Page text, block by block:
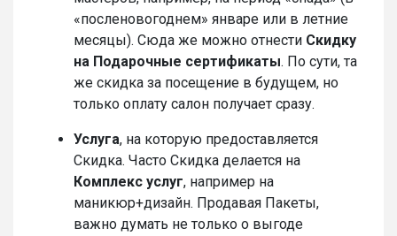
«посленовогоднем» январе или в летние
месяцы). Сюда же можно отнести Скидку
на Подарочные сертификаты. По сути, та
же скидка за посещение в будущем, но
только оплату салон получает сразу.
Услуга, на которую предоставляется
Скидка. Часто Скидка делается на
Комплекс услуг, например на
маникюр+дизайн. Продавая Пакеты,
важно думать не только о выгоде